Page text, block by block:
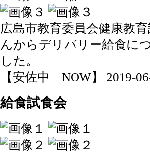
広島市教育委員会健康教
んからデリバリー給食に
した。
【安佐中 NOW】 2019-
給食試食会